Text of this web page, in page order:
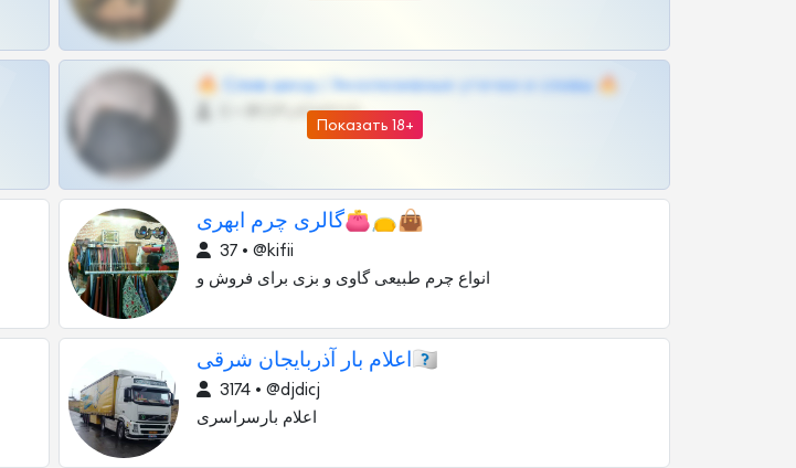
Показать 18+
🔥 Слив шкод | Эксклюзивные утечки и сливы 🔥
@OPLATAPODPSK1BOT
گالری چرم ابهری👛👝👜
37 • @kifii
انواع چرم طبیعی گاوی و بزی برای فروش و
اعلام بار آذربایجان شرقی🇮🇷
3174 • @djdicj
اعلام بارسراسری